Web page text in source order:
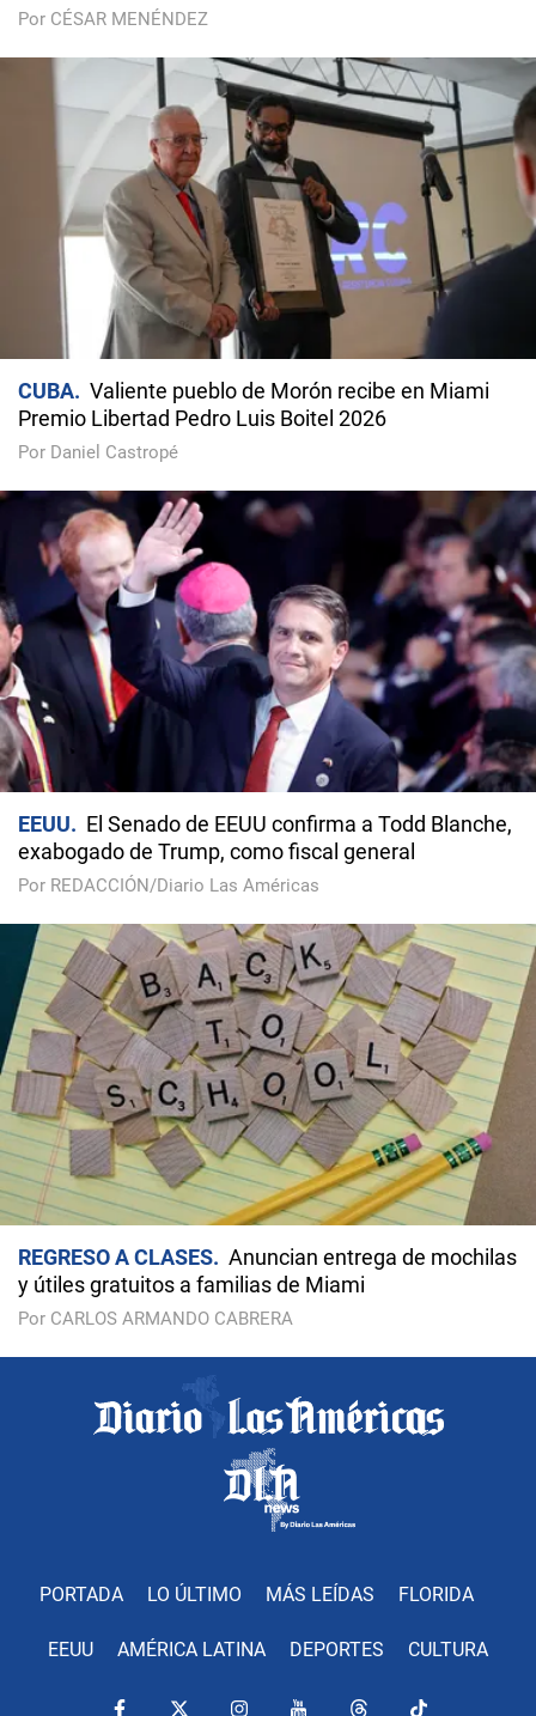
Por CÉSAR MENÉNDEZ
CUBA
Valiente pueblo de Morón recibe en Miami
Premio Libertad Pedro Luis Boitel 2026
Por Daniel Castropé
EEUU
El Senado de EEUU confirma a Todd Blanche,
exabogado de Trump, como fiscal general
Por REDACCIÓN/Diario Las Américas
REGRESO A CLASES
Anuncian entrega de mochilas
y útiles gratuitos a familias de Miami
Por CARLOS ARMANDO CABRERA
PORTADA LO ÚLTIMO MÁS LEÍDAS FLORIDA
EEUU AMÉRICA LATINA DEPORTES CULTURA